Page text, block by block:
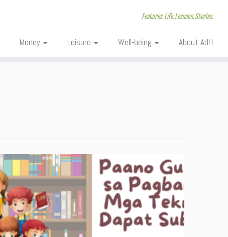
Features. Life. Lessons. Stories.
Money Leisure Well-being About AdH